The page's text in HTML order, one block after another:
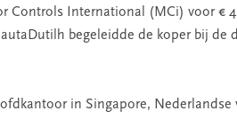
Controls International (MCi) voor €
begeleidde de koper bij de
in Singapore, Nederlandse